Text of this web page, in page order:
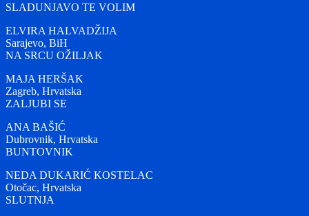
SLADUNJAVO TE VOLIM
ELVIRA HALVADŽIJA
Sarajevo, BiH
NA SRCU OŽILJAK
MAJA HERŠAK
Zagreb, Hrvatska
ZALJUBI SE
ANA BAŠIĆ
Dubrovnik, Hrvatska
BUNTOVNIK
NEDA DUKARIĆ KOSTELAC
Otočac, Hrvatska
SLUTNJA